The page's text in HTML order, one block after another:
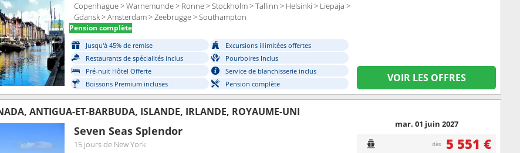
Copenhague > Warnemunde > Ronne > Stockholm > Tallinn > Helsinki > Liepaja >
Gdansk > Amsterdam > Zeebrugge > Southampton
Pension complète
Jusqu'à 45% de remise
Excursions illimitées offertes
Restaurants de spécialités inclus
Pourboires Inclus
Pré-nuit Hôtel Offerte
Service de blanchisserie inclus
Boissons Premium incluses
Pension complète VOIR LES OFFRES
ANTIGUA-ET-BARBUDA, ISLANDE, IRLANDE, ROYAUME-UNI
Seven Seas Splendor
15 joursde New York
mar. 01 juin 2027
dès 5 551 €